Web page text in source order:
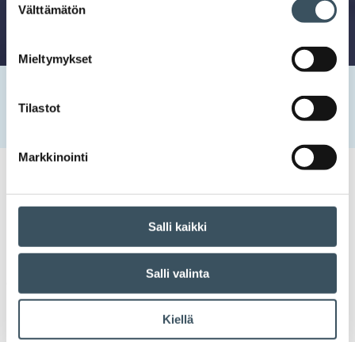
valinta
Välttämätön
Mieltymykset
Tilastot
Markkinointi
Salli kaikki
Salli valinta
Kiellä
Euromonitor International: Kuluttajatrendien 10 kärjessä
23.01.2020 09:08 Uutiset kuluttajat,kuluttaminen,trendit
Euromonitor International:
Kuluttajatrendien 10 kärjessä
vuonna 2020
Euromonitor International on julkaissut ennusteensa vuoden